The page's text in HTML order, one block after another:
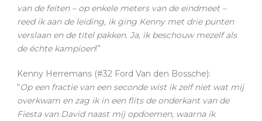
van de feiten – op enkele meters van de eindmeet –
reed ik aan de leiding, ik ging Kenny met drie punten
verslaan en de titel pakken. Ja, ik beschouw mezelf als
de échte kampioen!”
Kenny Herremans (#32 Ford Van den Bossche):
“Op een fractie van een seconde wist ik zelf niet wat mij
overkwam en zag ik in een flits de onderkant van de
Fiesta van David naast mij opdoemen, waarna ik